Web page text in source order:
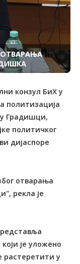
ОТВАРАЊА
конзул БиХ у
политизација
у Градишци,
политичког
дијаспоре
отварања
рекла је
је уложено
растеретити у